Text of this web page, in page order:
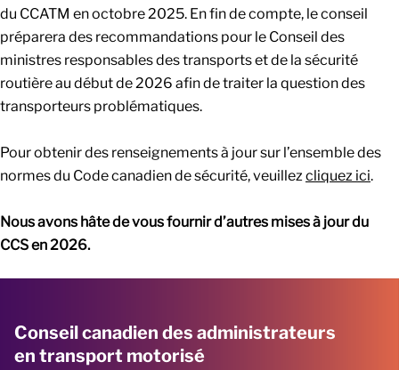
du CCATM en octobre 2025. En fin de compte, le conseil
préparera des recommandations pour le Conseil des
ministres responsables des transports et de la sécurité
routière au début de 2026 afin de traiter la question des
transporteurs problématiques.
Pour obtenir des renseignements à jour sur l’ensemble des
normes du Code canadien de sécurité, veuillezcliquez ici.
Nous avons hâte de vous fournir d’autres mises à jour du
CCS en 2026.
Conseil canadien des administrateurs
en transport motorisé